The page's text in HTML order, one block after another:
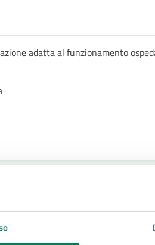
adatta al funzionamento